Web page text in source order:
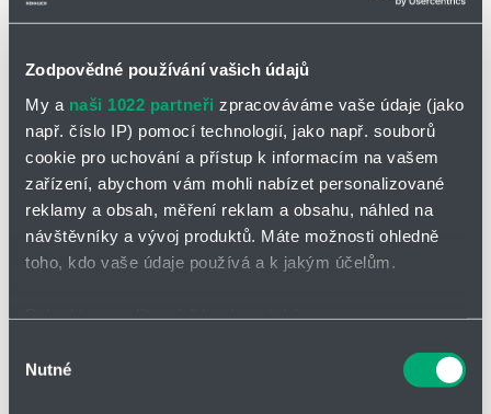
Zodpovědné používání vašich údajů
My a naši 1022 partneři zpracováváme vaše údaje (jako
např. číslo IP) pomocí technologií, jako např. souborů
cookie pro uchování a přístup k informacím na vašem
zařízení, abychom vám mohli nabízet personalizované
reklamy a obsah, měření reklam a obsahu, náhled na
návštěvníky a vývoj produktů. Máte možnosti ohledně
toho, kdo vaše údaje používá a k jakým účelům.
které mohou být přesné na několik metrů
souhlasu
Nutné
Cematech Info Express 3/2009
...obecnější tiskoviny viz v sekci
Ke stažení
Reference: